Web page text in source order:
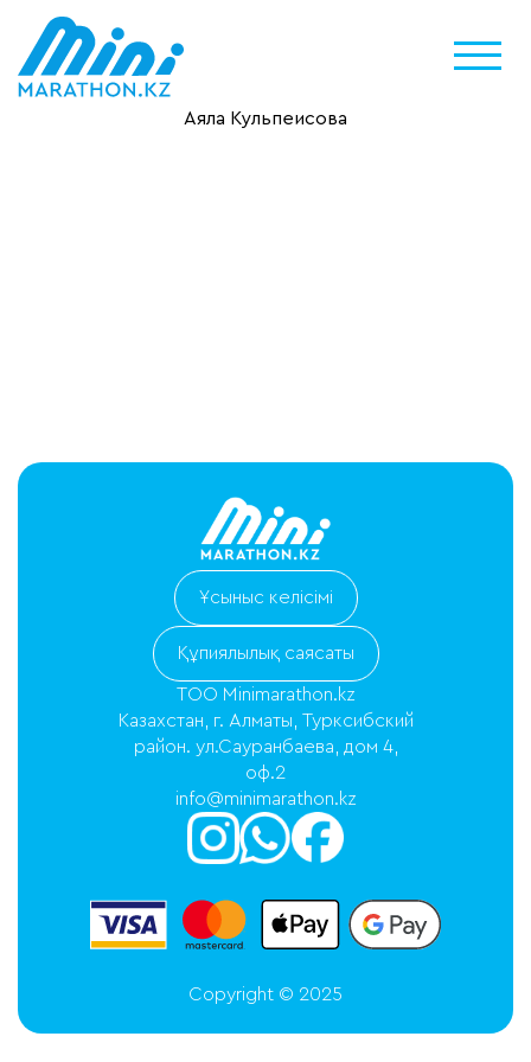
Аяла Кульпеисова
Ұсыныс келісімі
Құпиялылық саясаты
ТОО Minimarathon.kz
Казахстан, г. Алматы, Турксибский
район. ул.Сауранбаева, дом 4,
оф.2
info@minimarathon.kz
Copyright © 2025